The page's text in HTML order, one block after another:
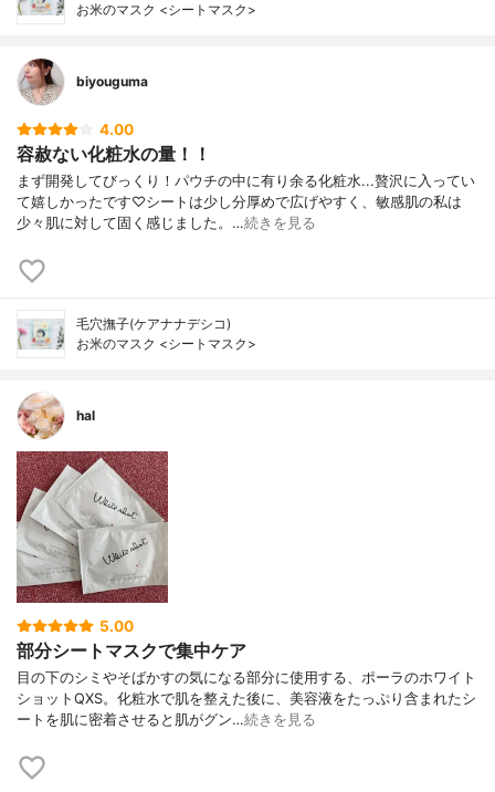
お米のマスク <シートマスク>
biyouguma
4.00
容赦ない化粧水の量！！
まず開発してびっくり！パウチの中に有り余る化粧水...贅沢に入ってい
て嬉しかったです♡シートは少し分厚めで広げやすく、敏感肌の私は
少々肌に対して固く感じました。…続きを見る
毛穴撫子(ケアナナデシコ)
お米のマスク <シートマスク>
hal
5.00
部分シートマスクで集中ケア
目の下のシミやそばかすの気になる部分に使用する、ポーラのホワイト
ショットQXS。化粧水で肌を整えた後に、美容液をたっぷり含まれたシ
ートを肌に密着させると肌がグン…続きを見る